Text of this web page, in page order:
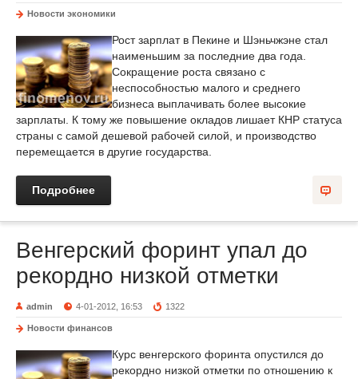
Новости экономики
Рост зарплат в Пекине и Шэньчжэне стал
наименьшим за последние два года.
Сокращение роста связано с
неспособностью малого и среднего
бизнеса выплачивать более высокие
зарплаты. К тому же повышение окладов лишает КНР статуса
страны с самой дешевой рабочей силой, и производство
перемещается в другие государства.
Подробнее
Венгерский форинт упал до
рекордно низкой отметки
admin 4-01-2012, 16:53 1322
Новости финансов
Курс венгерского форинта опустился до
рекордно низкой отметки по отношению к